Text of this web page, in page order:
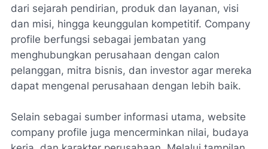
dari sejarah pendirian, produk dan layanan, visi
dan misi, hingga keunggulan kompetitif. Company
profile berfungsi sebagai jembatan yang
menghubungkan perusahaan dengan calon
pelanggan, mitra bisnis, dan investor agar mereka
dapat mengenal perusahaan dengan lebih baik.
Selain sebagai sumber informasi utama, website
company profile juga mencerminkan nilai, budaya